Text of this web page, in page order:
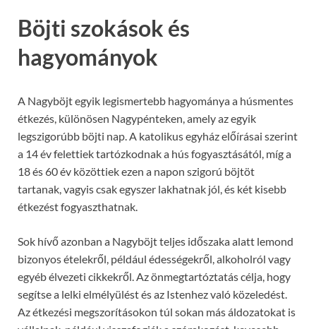
Böjti szokások és
hagyományok
A Nagyböjt egyik legismertebb hagyománya a húsmentes
étkezés, különösen Nagypénteken, amely az egyik
legszigorúbb böjti nap. A katolikus egyház előírásai szerint
a 14 év felettiek tartózkodnak a hús fogyasztásától, míg a
18 és 60 év közöttiek ezen a napon szigorú böjtöt
tartanak, vagyis csak egyszer lakhatnak jól, és két kisebb
étkezést fogyaszthatnak.
Sok hívő azonban a Nagyböjt teljes időszaka alatt lemond
bizonyos ételekről, például édességekről, alkoholról vagy
egyéb élvezeti cikkekről. Az önmegtartóztatás célja, hogy
segítse a lelki elmélyülést és az Istenhez való közeledést.
Az étkezési megszorításokon túl sokan más áldozatokat is